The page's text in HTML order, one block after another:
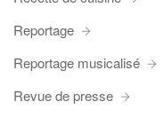
Reportage
Reportage musicalisé
Revue de presse